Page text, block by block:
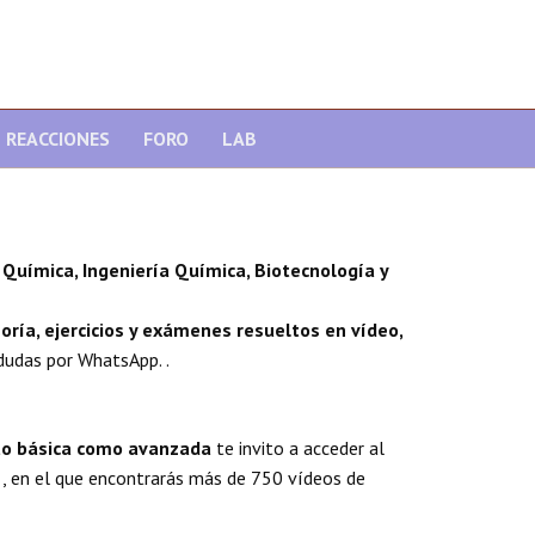
REACCIONES FORO LAB
Ingeniería Química, Biotecnología y
ejercicios y exámenes resueltos en vídeo,
por WhatsApp. .
básica como avanzada te invito a acceder al
en el que encontrarás más de 750 vídeos de